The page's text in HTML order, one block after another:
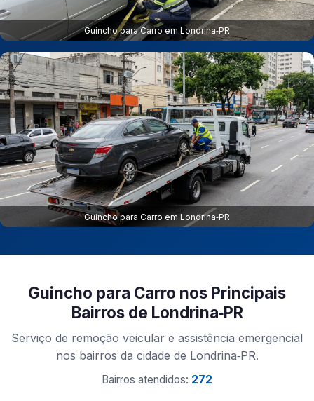
Guincho para Carro em Londrina‑PR
Guincho para Carro em Londrina‑PR
Guincho para Carro nos Principais
Bairros de Londrina‑PR
Serviço de remoção veicular e assistência emergencial
nos bairros da cidade de Londrina‑PR.
Bairros atendidos: 272